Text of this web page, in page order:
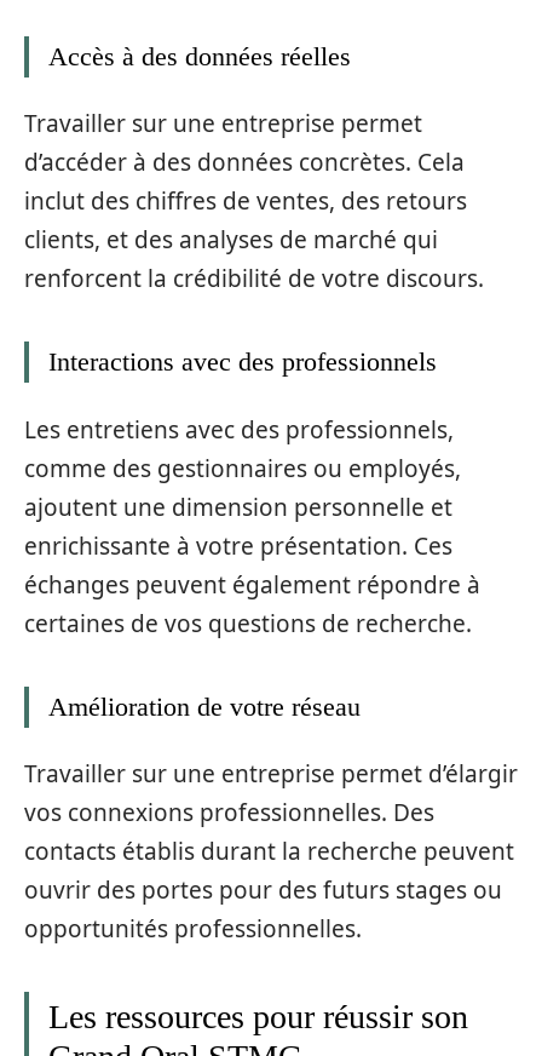
Accès à des données réelles
Travailler sur une entreprise permet
d’accéder à des données concrètes. Cela
inclut des chiffres de ventes, des retours
clients, et des analyses de marché qui
renforcent la crédibilité de votre discours.
Interactions avec des professionnels
Les entretiens avec des professionnels,
comme des gestionnaires ou employés,
ajoutent une dimension personnelle et
enrichissante à votre présentation. Ces
échanges peuvent également répondre à
certaines de vos questions de recherche.
Amélioration de votre réseau
Travailler sur une entreprise permet d’élargir
vos connexions professionnelles. Des
contacts établis durant la recherche peuvent
ouvrir des portes pour des futurs stages ou
opportunités professionnelles.
Les ressources pour réussir son